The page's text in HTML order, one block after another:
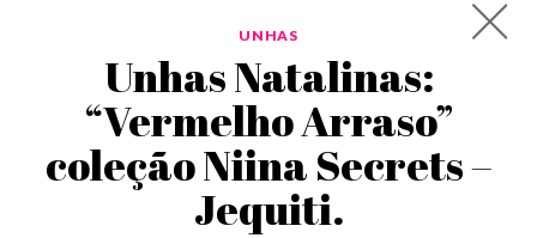
UNHAS
Unhas Natalinas:
“Vermelho Arraso”
coleção Niina Secrets –
Jequiti.